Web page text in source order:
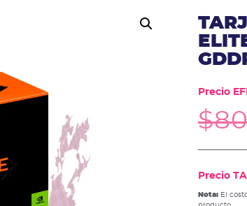
Precio
$
Precio
Nota:El